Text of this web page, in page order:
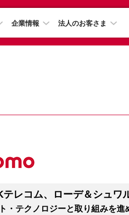
企業情報 法人のお客さま
レコム、ローデ＆シュワ
・テクノロジーと取り組みを進